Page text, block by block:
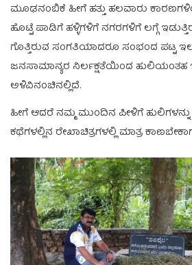
ಮೂಢನಂಬಿಕೆ ಹೀಗೆ ಹತ್ತು ಹಲವಾರು
ಹೊಟ್ಟೆ ಪಾಡಿಗೆ ಹಳ್ಳಿಗಳಿಗೆ ನಗರಗಳಿಗೆ ಲಗ್ಗೆ
ಗೊತ್ತಿರುವ ಸಂಗತಿಯಾದರೂ ಸಂಭಂದ ಪಟ್ಟ
ಜನಸಾಮಾನ್ಯರ ನಿರ್ಲಕ್ಷತೆಯಿಂದ ಹುಲಿಯಂತಹ
ಅಳಿವಿನಂಚಿನಲ್ಲಿದೆ.
ಹೀಗೆ ಆದರೆ ನಮ್ಮ ಮುಂದಿನ ಪೀಳಿಗೆ
ಕಥೆಗಳಲ್ಲಿನ ರೇಖಾಚಿತ್ರಗಳಲ್ಲಿ ಮಾತ್ರ